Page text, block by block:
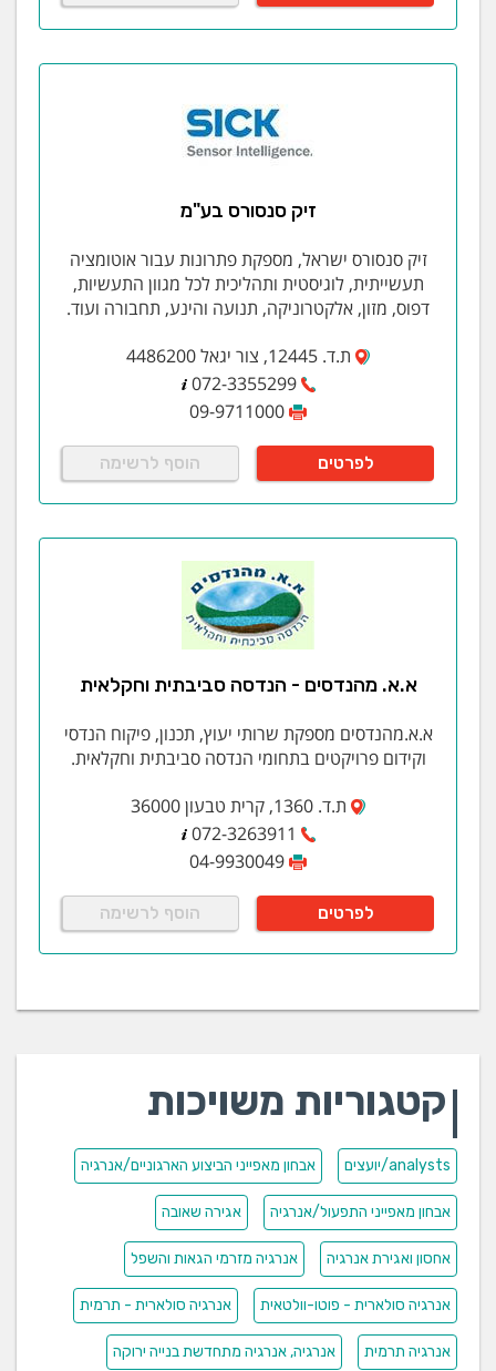
זיק סנסורס בע"מ
זיק סנסורס ישראל, מספקת פתרונות עבור אוטומציה
תעשייתית, לוגיסטית ותהליכית לכל מגוון התעשיות,
דפוס, מזון, אלקטרוניקה, תנועה והינע, תחבורה ועוד.
ת.ד. 12445, צור יגאל 4486200
072-3355299
09-9711000
לפרטים הוסף לרשימה
א.א. מהנדסים - הנדסה סביבתית וחקלאית
א.א.מהנדסים מספקת שרותי יעוץ, תכנון, פיקוח הנדסי
וקידום פרויקטים בתחומי הנדסה סביבתית וחקלאית.
ת.ד. 1360, קרית טבעון 36000
072-3263911
04-9930049
לפרטים הוסף לרשימה
קטגוריות משויכות
analysts/יועצים אבחון מאפייני הביצוע הארגוניים/אנרגיה
אבחון מאפייני התפעול/אנרגיה אגירה שאובה
אחסון ואגירת אנרגיה אנרגיה מזרמי הגאות והשפל
אנרגיה סולארית - פוטו-וולטאית אנרגיה סולארית - תרמית
אנרגיה תרמית אנרגיה, אנרגיה מתחדשת בנייה ירוקה